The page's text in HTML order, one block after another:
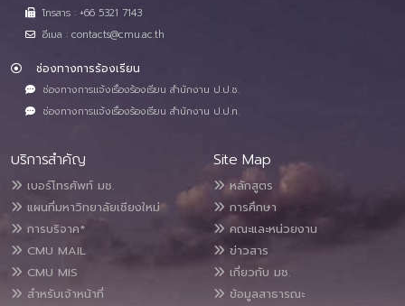
โทรสาร : +66 5321 7143
อีเมล : contacts@cmu.ac.th
ช่องทางการร้องเรียน
ช่องทางการแจ้งเรื่องร้องเรียน สำนักงาน ป.ป.ช.
ช่องทางการแจ้งเรื่องร้องเรียน สำนักงาน ป.ป.ท.
บริการสำคัญ
เบอร์โทรศัพท์ มช.
แผนที่มหาวิทยาลัยเชียงใหม่
การบริจาค*
CMU MAIL
CMU MIS
สำหรับเจ้าหน้าที่
Site Map
หลักสูตร
การศึกษา
คณะและหน่วยงาน
ข่าวสาร
เกี่ยวกับ มช.
ข้อมูลสาธารณะ